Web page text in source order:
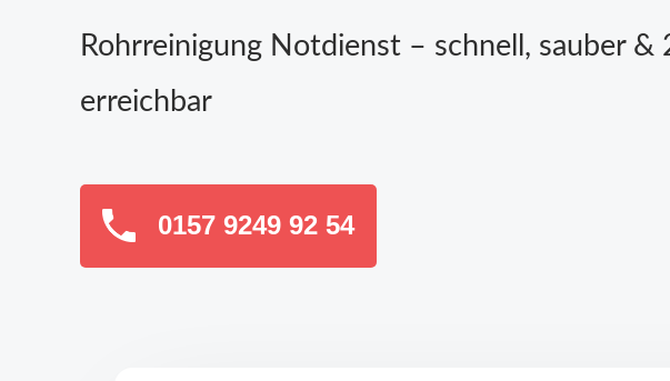
Rohrreinigung Notdienst – schnell, sauber &
erreichbar
0157 9249 92 54